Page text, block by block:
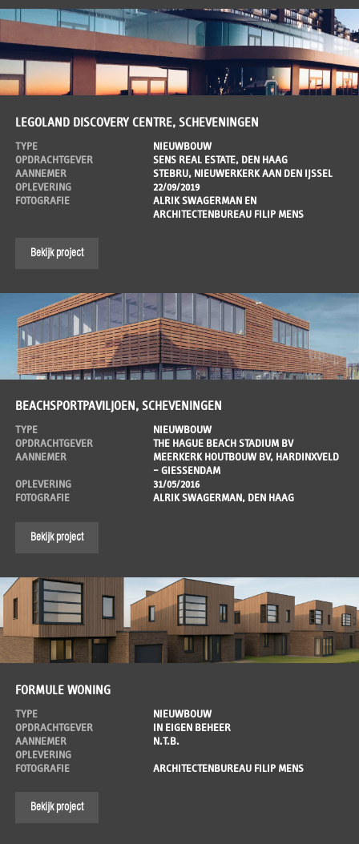
LEGOLAND DISCOVERY CENTRE, SCHEVENINGEN
TYPE
NIEUWBOUW
OPDRACHTGEVER
SENS REAL ESTATE, DEN HAAG
AANNEMER
STEBRU, NIEUWERKERK AAN DEN IJSSEL
OPLEVERING
22/09/2019
FOTOGRAFIE
ALRIK SWAGERMAN EN
ARCHITECTENBUREAU FILIP MENS
Bekijk project
BEACHSPORTPAVILJOEN, SCHEVENINGEN
TYPE
NIEUWBOUW
OPDRACHTGEVER
THE HAGUE BEACH STADIUM BV
AANNEMER
MEERKERK HOUTBOUW BV, HARDINXVELD
– GIESSENDAM
OPLEVERING
31/05/2016
FOTOGRAFIE
ALRIK SWAGERMAN, DEN HAAG
Bekijk project
FORMULE WONING
TYPE
NIEUWBOUW
OPDRACHTGEVER
IN EIGEN BEHEER
AANNEMER
N.T.B.
OPLEVERING
FOTOGRAFIE
ARCHITECTENBUREAU FILIP MENS
Bekijk project